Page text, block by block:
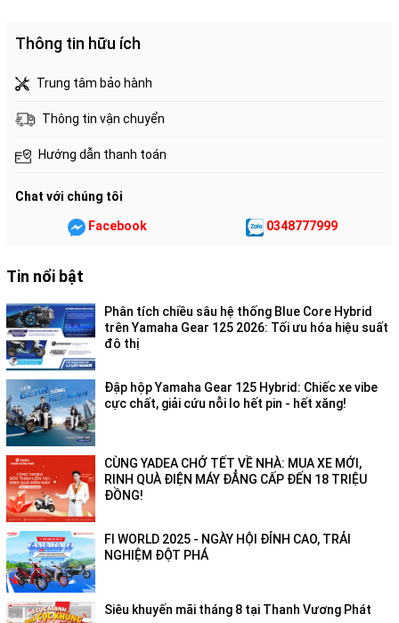
Thông tin hữu ích
Trung tâm bảo hành
Thông tin vận chuyển
Hướng dẫn thanh toán
Chat với chúng tôi
Facebook 0348777999
Tin nổi bật
Phân tích chiều sâu hệ thống Blue Core Hybrid
trên Yamaha Gear 125 2026: Tối ưu hóa hiệu suất
đô thị
Đập hộp Yamaha Gear 125 Hybrid: Chiếc xe vibe
cực chất, giải cứu nỗi lo hết pin - hết xăng!
CÙNG YADEA CHỞ TẾT VỀ NHÀ: MUA XE MỚI,
RINH QUÀ ĐIỆN MÁY ĐẲNG CẤP ĐẾN 18 TRIỆU
ĐỒNG!
FI WORLD 2025 - NGÀY HỘI ĐỈNH CAO, TRẢI
NGHIỆM ĐỘT PHÁ
Siêu khuyến mãi tháng 8 tại Thanh Vương Phát